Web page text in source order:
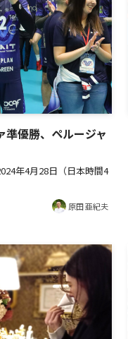
準優勝、ペルージャ
年4月28日（日本時間4
原田 亜紀夫